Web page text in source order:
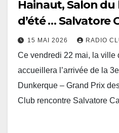
Hainaut, Salon
d’été … Salvatore
dit tout
15 MAI 2026 RADIO
Ce vendredi 22 mai, la ville
accueillera l’arrivée de la
Dunkerque – Grand Prix
Club rencontre Salvatore